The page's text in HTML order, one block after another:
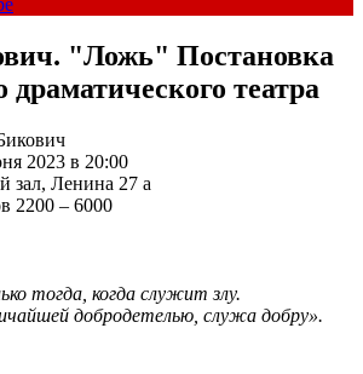
"Ложь" Постановка
драматического театра
2023 в 20:00
зал, Ленина 27 а
2200 – 6000
тогда, когда служит злу.
добродетелью, служа добру».